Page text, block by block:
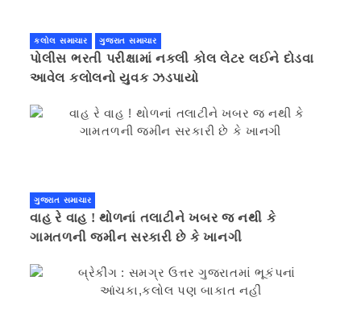
કલોલ સમાચાર ગુજરાત સમાચાર
પોલીસ ભરતી પરીક્ષામાં નકલી કોલ લેટર લઈને દોડવા
આવેલ કલોલનો યુવક ઝડપાયો
ગુજરાત સમાચાર
વાહ રે વાહ ! થોળનાં તલાટીને ખબર જ નથી કે
ગામતળની જમીન સરકારી છે કે ખાનગી